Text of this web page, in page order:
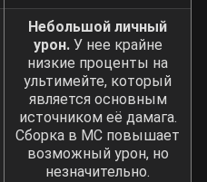
Небольшой личный
урон.У нее крайне
низкие проценты на
ультимейте, который
является основным
источником её дамага.
Сборка в МС повышает
возможный урон, но
незначительно.